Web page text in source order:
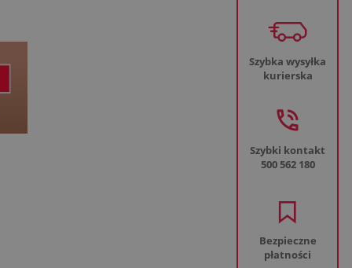
Szybka wysyłka
kurierska
Szybki kontakt
500 562 180
Bezpieczne
płatności